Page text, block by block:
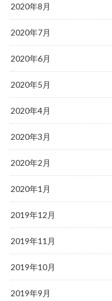
2020年8月
2020年7月
2020年6月
2020年5月
2020年4月
2020年3月
2020年2月
2020年1月
2019年12月
2019年11月
2019年10月
2019年9月